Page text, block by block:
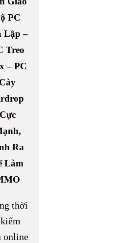
PC
Lập –
Treo
– PC
Cày
Cực
Ra
Làm
thời
online